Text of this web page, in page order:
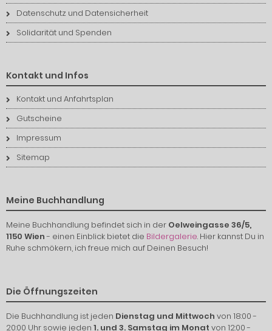
Datenschutz und Datensicherheit
Solidarität und Spenden
Kontakt und Infos
Kontakt und Anfahrtsplan
Gutscheine
Impressum
Sitemap
Meine Buchhandlung
Meine Buchhandlung befindet sich in der Oelweingasse 36/5,
1150 Wien- einen Einblick bietet die Bildergalerie. Hier kannst Du in
Ruhe schmökern, ich freue mich auf Deinen Besuch!
Die Öffnungszeiten
Die Buchhandlung ist jeden Dienstag und Mittwoch von 18:00 -
20:00 Uhr sowie jeden 1. und 3. Samstag im Monat von 12:00 -